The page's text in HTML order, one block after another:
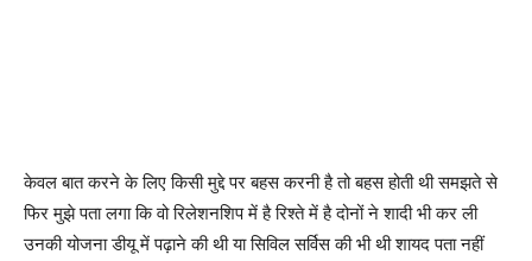
केवल बात करने के लिए किसी मुद्दे पर बहस करनी है तो बहस होती थी समझते से
फिर मुझे पता लगा कि वो रिलेशनशिप में है रिश्ते में है दोनों ने शादी भी कर ली
उनकी योजना डीयू में पढ़ाने की थी या सिविल सर्विस की भी थी शायद पता नहीं